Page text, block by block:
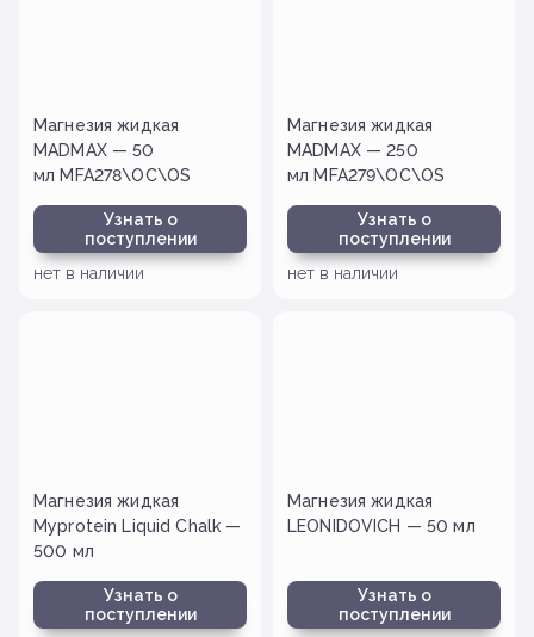
Магнезия жидкая
MADMAX — 50
мл MFA278\OC\OS
Узнать о
поступлении
нет в наличии
Магнезия жидкая
MADMAX — 250
мл MFA279\OC\OS
Узнать о
поступлении
нет в наличии
Магнезия жидкая
Myprotein Liquid Chalk —
500 мл
Узнать о
поступлении
Магнезия жидкая
LEONIDOVICH — 50 мл
Узнать о
поступлении